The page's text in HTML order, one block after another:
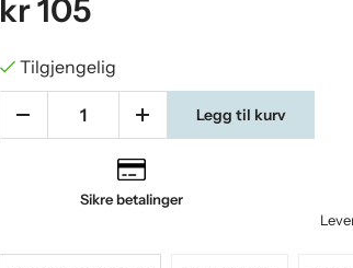
kr 105
Tilgjengelig
Legg til kurv
Sikre betalinger